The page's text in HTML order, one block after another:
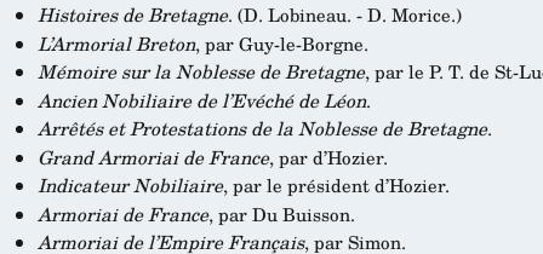
Histoires de Bretagne. (D. Lobineau. - D. Morice.)
L’Armorial Breton, par Guy-le-Borgne.
Mémoire sur la Noblesse de Bretagne, par le P. T. de St-
Ancien Nobiliaire de l’Evéché de Léon.
Arrêtés et Protestations de la Noblesse de Bretagne.
Grand Armoriai de France, par d’Hozier.
Indicateur Nobiliaire, par le président d’Hozier.
Armoriai de France, par Du Buisson.
Armoriai de l’Empire Français, par Simon.